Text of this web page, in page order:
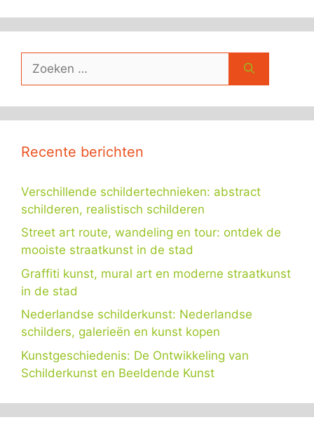
naar:
Recente berichten
Verschillende schildertechnieken: abstract
schilderen, realistisch schilderen
Street art route, wandeling en tour: ontdek de
mooiste straatkunst in de stad
Graffiti kunst, mural art en moderne straatkunst
in de stad
Nederlandse schilderkunst: Nederlandse
schilders, galerieën en kunst kopen
Kunstgeschiedenis: De Ontwikkeling van
Schilderkunst en Beeldende Kunst